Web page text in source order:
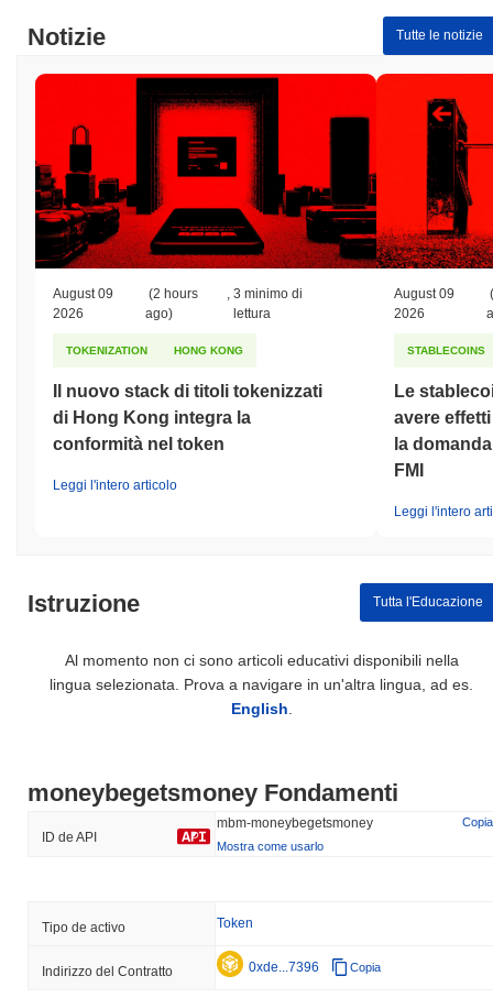
Massimo Storico (ATH):
moneybegetsmoney è attualmente scambiato
al di sotto
del suo ATH .
Come si sta comportando moneybegetsmoney
rispetto al mercato crypto più ampio?
Negli ultimi 7 giorni, moneybegetsmoney ha guadagnato 0.00%,
sottoperformando il mercato crypto complessivo che ha registrato
un guadagno del0.01%. Ciò indica un ritardo temporaneo
nell'azione del prezzo di MBM rispetto allo slancio del mercato più
ampio.
Notizie Tutte le notizie
August 09
2026
(2 hours
ago)
,3 minimo di
lettura
TOKENIZATION HONG KONG
Il nuovo stack di titoli tokenizzati
di Hong Kong integra la
conformità nel token
Leggi l'intero articolo
August 09
2026
STABLECOINS
Le
avere
la
FMI
Leggi l'intero
Istruzione Tutta l'Educazione
Al momento non ci sono articoli educativi disponibili nella
lingua selezionata. Prova a navigare in un'altra lingua, ad es.
English
moneybegetsmoney Fondamenti
ID de API
mbm-moneybegetsmoney
Copia
Mostra come usarlo
Tipo de activo Token
Indirizzo del Contratto 0xde...7396 Copia